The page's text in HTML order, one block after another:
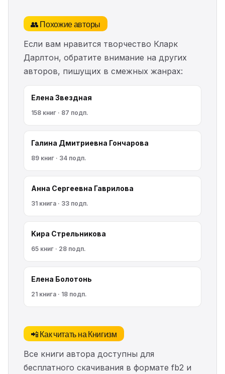
👥 Похожие авторы
Если вам нравится творчество Кларк
Дарлтон, обратите внимание на других
авторов, пишущих в смежных жанрах:
Елена Звездная
158 книг · 87 подп.
Галина Дмитриевна Гончарова
89 книг · 34 подп.
Анна Сергеевна Гаврилова
31 книга · 33 подп.
Kирa Cтрeльникoва
65 книг · 28 подп.
Елена Болотонь
21 книга · 18 подп.
📲 Как читать на Книгизм
Все книги автора доступны для
бесплатного скачивания в формате fb2 и